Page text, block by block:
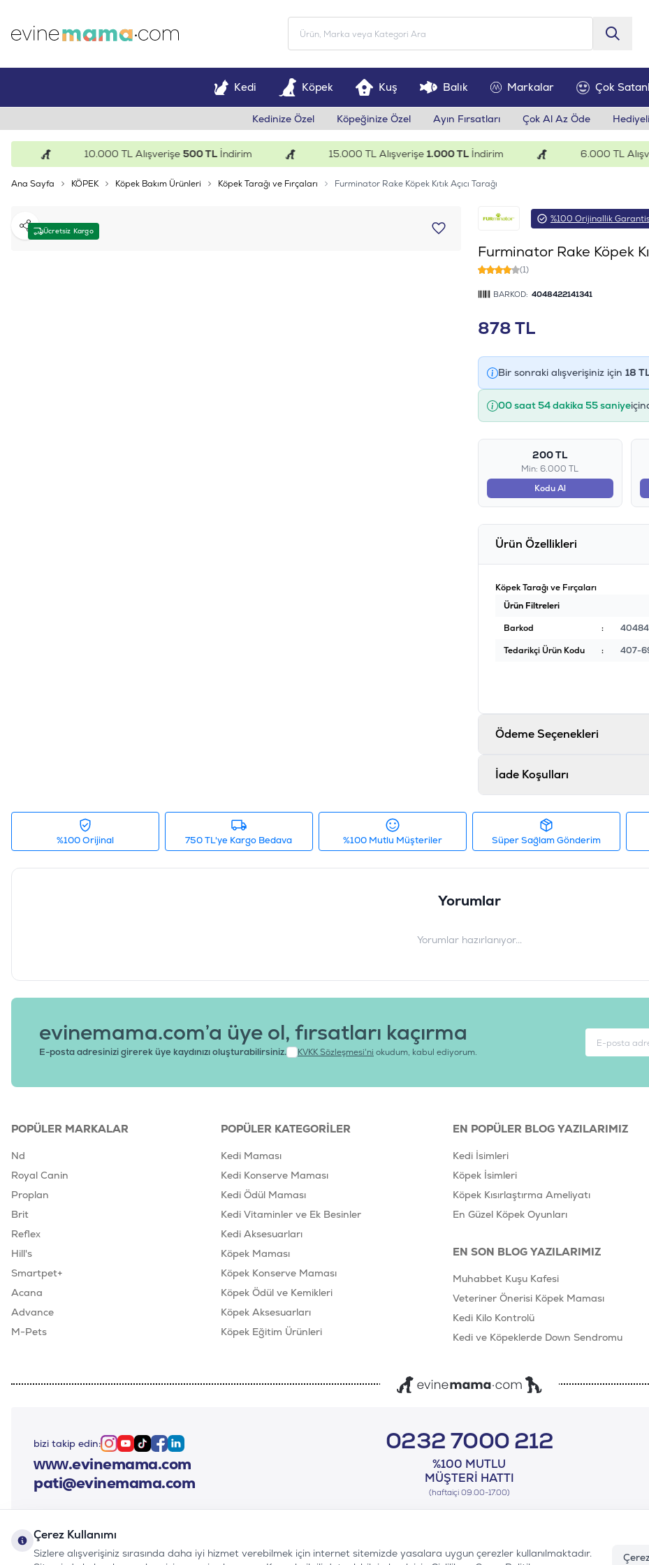
Kedi Köpek Kuş Balık Markalar Çok
Kedinize Özel Köpeğinize Özel Ayın Fırsatları Çok Al Az Öde
10.000 TL Alışverişe500 TLİndirim 15.000 TL Alışverişe1.000 TLİndirim 6.000 TL
Ana Sayfa KÖPEK Köpek Bakım Ürünleri Köpek Tarağı ve Fırçaları Furminator Rake Köpek Kıtık Açıcı Tarağı
Ücretsiz Kargo
Paylaş
%100 Orijinallik
Furminator Rake Köpek
(1)
BARKOD: 4048422141341
878TL
Bir sonraki alışverişiniz için 18
00 saat 54 dakika 54 saniye
200 TL
Min: 6.000 TL
Kodu Al
Ürün Özellikleri
Köpek Tarağı ve Fırçaları
Ürün Filtreleri
Barkod
:
Tedarikçi Ürün Kodu
: 407-
Ödeme Seçenekleri
İade Koşulları
%100 Orijinal 750 TL'ye Kargo Bedava %100 Mutlu Müşteriler Süper Sağlam Gönderim
Yorumlar
Yorumlar hazırlanıyor...
evinemama.com’a üye ol, fırsatları kaçırma
E-posta adresinizi girerek üye kaydınızı oluşturabilirsiniz. KVKK Sözleşmesi'ni okudum, kabul ediyorum.
POPÜLER MARKALAR
Nd
Royal Canin
Proplan
Brit
Reflex
Hill's
Smartpet+
Acana
Advance
M-Pets
POPÜLER KATEGORILER
Kedi Maması
Kedi Konserve Maması
Kedi Ödül Maması
Kedi Vitaminler ve Ek Besinler
Kedi Aksesuarları
Köpek Maması
Köpek Konserve Maması
Köpek Ödül ve Kemikleri
Köpek Aksesuarları
Köpek Eğitim Ürünleri
EN POPÜLER BLOG YAZILARIMIZ
Kedi İsimleri
Köpek İsimleri
Köpek Kısırlaştırma Ameliyatı
En Güzel Köpek Oyunları
EN SON BLOG YAZILARIMIZ
Muhabbet Kuşu Kafesi
Veteriner Önerisi Köpek Maması
Kedi Kilo Kontrolü
Kedi ve Köpeklerde Down Sendromu
bizi takip edin: Instagram
Youtube
TiktokFacebook
Linkedin
www.evinemama.com
pati@evinemama.com
0232 7000 212
%100 MUTLU
MÜŞTERI HATTI
(haftaiçi 09.00-17.00)
Çerez Kullanımı
Sizlere alışverişiniz sırasında daha iyi hizmet verebilmek için internet sitemizde yasalara uygun çerezler kullanılmaktadır.